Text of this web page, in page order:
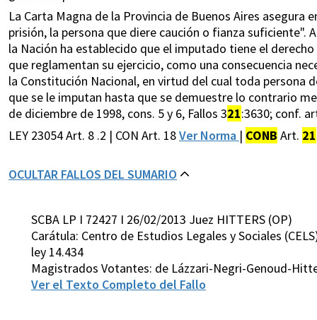
La Carta Magna de la Provincia de Buenos Aires asegura
prisión, la persona que diere caución o fianza suficiente".
la Nación ha establecido que el imputado tiene el
que reglamentan su ejercicio, como una consecuencia
la Constitución Nacional, en virtud del cual toda
que se le imputan hasta que se demuestre lo contrario
de diciembre de 1998, cons. 5 y 6, Fallos 321:3630; conf.
LEY 23054 Art. 8 .2 | CON Art. 18Ver Norma | CONB Art. 21
OCULTAR FALLOS DEL SUMARIO
SCBA LP I 72427 I 26/02/2013 Juez HITTERS (OP)
Carátula: Centro de Estudios Legales y Sociales
ley 14.434
Magistrados Votantes: de Lázzari-Negri-Genoud-
Ver el Texto Completo del Fallo